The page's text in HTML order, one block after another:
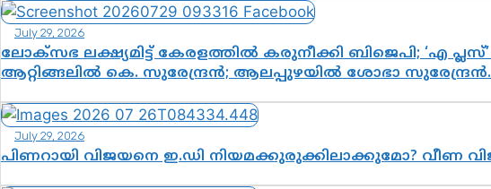
July 29, 2026
ലോക്സഭ ലക്ഷ്യമിട്ട് കേരളത്തിൽ കരുനീക്കി ബിജെപി; ‘എ
ആറ്റിങ്ങലിൽ കെ. സുരേന്ദ്രൻ; ആലപ്പുഴയിൽ ശോഭാ
July 29, 2026
പിണറായി വിജയനെ ഇ.ഡി നിയമക്കുരുക്കിലാക്കുമോ? വീണ